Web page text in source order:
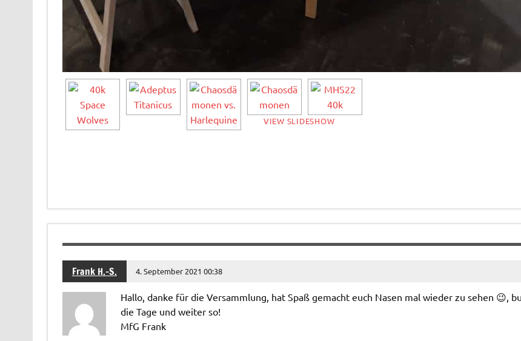
VIEW SLIDESHOW
Frank H.-S. 4. September 2021 00:38
Hallo, danke für die Versammlung, hat Spaß gemacht euch Nasen mal wieder zu sehen 😉,
die Tage und weiter so!
MfG Frank